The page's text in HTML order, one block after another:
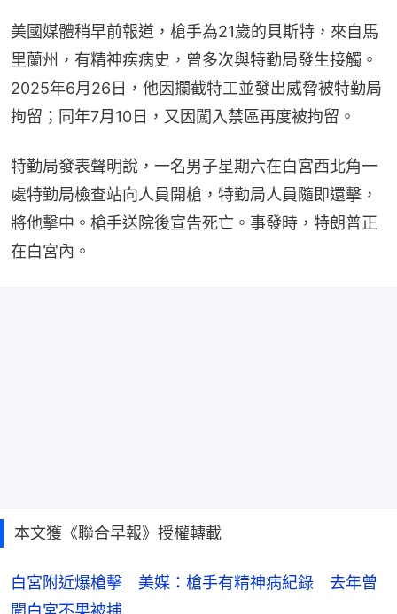
美國媒體稍早前報道，槍手為21歲的貝斯特，來自馬
里蘭州，有精神疾病史，曾多次與特勤局發生接觸。
2025年6月26日，他因攔截特工並發出威脅被特勤局
拘留；同年7月10日，又因闖入禁區再度被拘留。
特勤局發表聲明說，一名男子星期六在白宮西北角一
處特勤局檢查站向人員開槍，特勤局人員隨即還擊，
將他擊中。槍手送院後宣告死亡。事發時，特朗普正
在白宮內。
本文獲《聯合早報》授權轉載
白宮附近爆槍擊 美媒：槍手有精神病紀錄 去年曾